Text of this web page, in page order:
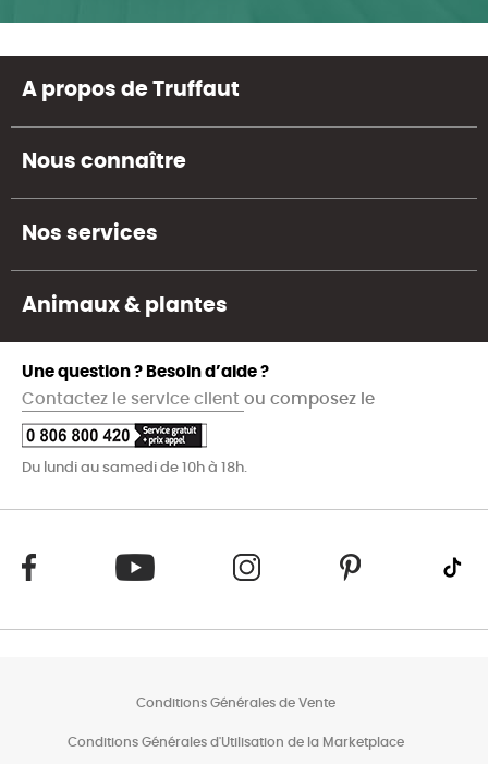
A propos de Truffaut
Nous connaître
Nos services
Animaux & plantes
Une question ? Besoin d’aide ?
Contactez le service client ou composez le
Du lundi au samedi de 10h à 18h.
Conditions Générales de Vente
Conditions Générales d'Utilisation de la Marketplace